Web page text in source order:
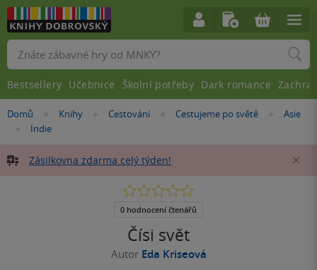
Nacházíte
Domů »Knihy »
Cestování »
Cestujeme po světě »Asie
»
Indie
Zásilkovna zdarma celý týden!
Čísi svět
Autor Eda Kriseová
0.0
5
0 hodnocení čtenářů
Vyhledávání
Bestsellery Učebnice Školní potřeby Dark romance